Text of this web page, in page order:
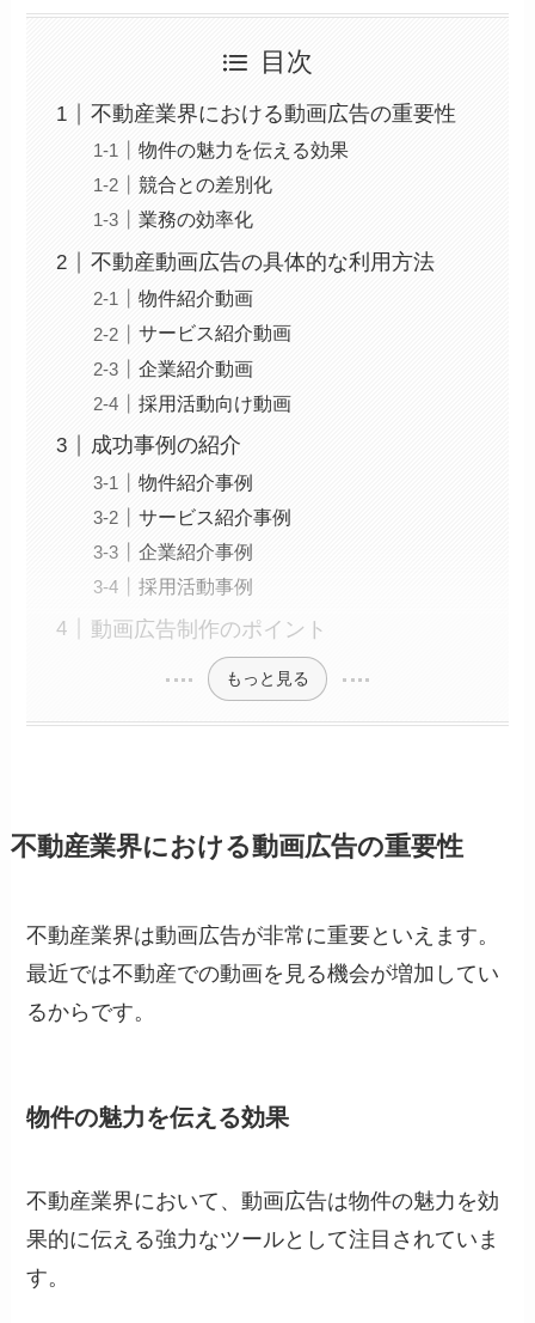
目次
不動産業界における動画広告の重要性
物件の魅力を伝える効果
競合との差別化
業務の効率化
不動産動画広告の具体的な利用方法
物件紹介動画
サービス紹介動画
企業紹介動画
採用活動向け動画
成功事例の紹介
物件紹介事例
サービス紹介事例
企業紹介事例
採用活動事例
動画広告制作のポイント
もっと見る
不動産業界における動画広告の重要性
不動産業界は動画広告が非常に重要といえます。
最近では不動産での動画を見る機会が増加してい
るからです。
物件の魅力を伝える効果
不動産業界において、動画広告は物件の魅力を効
果的に伝える強力なツールとして注目されていま
す。